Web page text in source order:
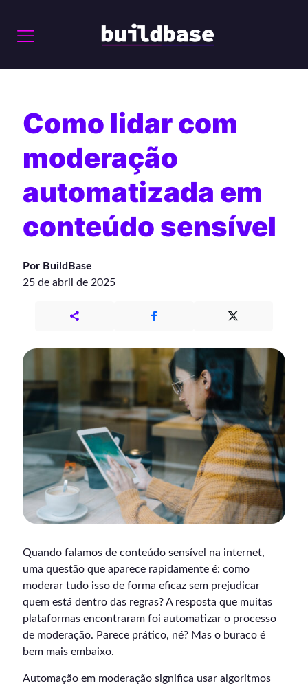
Como lidar com
moderação
automatizada em
conteúdo sensível
Por BuildBase
25 de abril de 2025
Quando falamos de conteúdo sensível na internet,
uma questão que aparece rapidamente é: como
moderar tudo isso de forma eficaz sem prejudicar
quem está dentro das regras? A resposta que muitas
plataformas encontraram foi automatizar o processo
de moderação. Parece prático, né? Mas o buraco é
bem mais embaixo.
Automação em moderação significa usar algoritmos